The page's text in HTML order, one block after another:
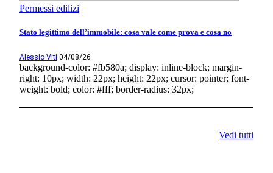
Permessi edilizi
Stato legittimo dell’immobile: cosa vale come prova e cosa no
Alessio Viti 04/08/26
background-color: #fb580a; display: inline-block; margin-
right: 10px; width: 22px; height: 22px; cursor: pointer; font-
weight: bold; color: #fff; border-radius: 32px;
Vedi tutti